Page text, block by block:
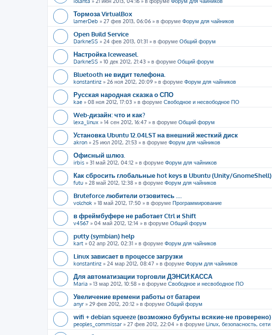
Тормоза VirtualBox
lamerDeb » 27 фев 2013, 06:06 » в форуме Форум для чайников
Open Build Service
DarkneSS » 24 фев 2013, 01:31 » в форуме Общий форум
Настройка Iceweasel.
DarkneSS » 10 дек 2012, 21:43 » в форуме Общий форум
Bluetooth не видит телефона.
konstantinz » 26 ноя 2012, 20:09 » в форуме Форум для чайников
Русская народная сказка о СПО
kae » 08 ноя 2012, 17:03 » в форуме Свободное и несвободное ПО
Web-дизайн: что и как?
lexa_linux » 14 сен 2012, 16:47 » в форуме Общий форум
Установка Ubuntu 12.04LST на внешний жесткий диск
akron » 25 июл 2012, 21:53 » в форуме Форум для чайников
Офисный шлюз.
irbis » 31 май 2012, 04:12 » в форуме Форум для чайников
Как сбросить глобальные hot keys в Ubuntu (Unity/GnomeShell)
futu » 28 май 2012, 12:38 » в форуме Форум для чайников
Bruteforce любители отзовитесь ....
volchok » 18 май 2012, 17:50 » в форуме Программирование
в фреймбуфере не работает Ctrl и Shift
v4567 » 04 май 2012, 12:14 » в форуме Общий форум
putty (symbian) help
kart » 02 апр 2012, 02:31 » в форуме Форум для чайников
Linux зависает в процессе загрузки
konstantinz » 24 мар 2012, 08:47 » в форуме Форум для чайников
Для автоматизации торговли ДЭНСИ:КАССА
Maria » 13 мар 2012, 10:58 » в форуме Свободное и несвободное ПО
Увеличение времени работы от батареи
anyr » 29 фев 2012, 20:12 » в форуме Общий форум
wifi + debian squeeze (возможно бубунты всякие-не проверено)
peoples_commissar » 27 фев 2012, 22:04 » в форуме Linux, безопасность, сети